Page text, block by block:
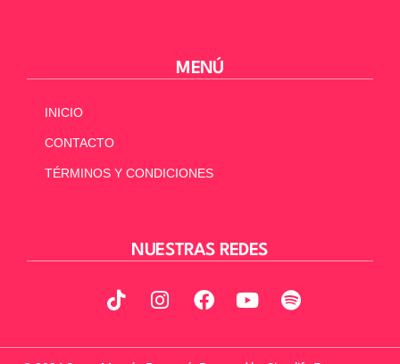
MENÚ
INICIO
CONTACTO
TÉRMINOS Y CONDICIONES
NUESTRAS REDES